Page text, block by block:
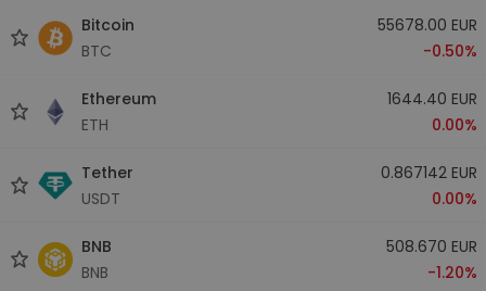
Bitcoin
BTC
55678.00 EUR
-0.50%
Ethereum
ETH
1644.40 EUR
0.00%
Tether
USDT
0.867142 EUR
0.00%
BNB
BNB
508.670 EUR
-1.20%